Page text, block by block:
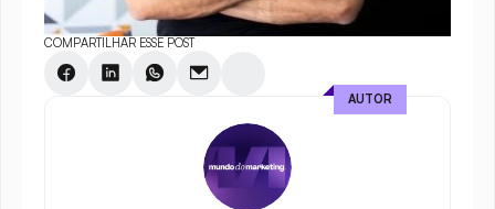
COMPARTILHAR ESSE POST
AUTOR